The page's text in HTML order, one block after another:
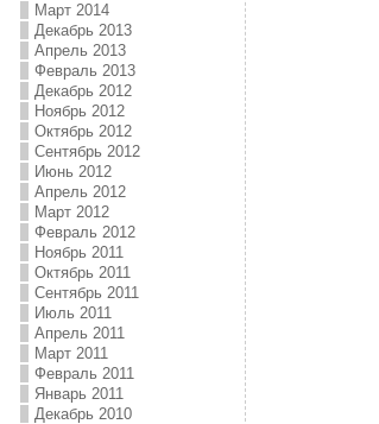
Март 2014
Декабрь 2013
Апрель 2013
Февраль 2013
Декабрь 2012
Ноябрь 2012
Октябрь 2012
Сентябрь 2012
Июнь 2012
Апрель 2012
Март 2012
Февраль 2012
Ноябрь 2011
Октябрь 2011
Сентябрь 2011
Июль 2011
Апрель 2011
Март 2011
Февраль 2011
Январь 2011
Декабрь 2010